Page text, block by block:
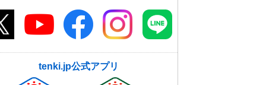
tenki.jp公式アプリ